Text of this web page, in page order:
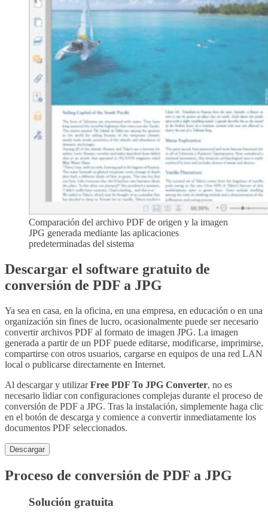
Comparación del archivo PDF de origen y la imagen
JPG generada mediante las aplicaciones
predeterminadas del sistema
Descargar el software gratuito de
conversión de PDF a JPG
Ya sea en casa, en la oficina, en una empresa, en educación o en una
organización sin fines de lucro, ocasionalmente puede ser necesario
convertir archivos PDF al formato de imagen JPG. La imagen
generada a partir de un PDF puede editarse, modificarse, imprimirse,
compartirse con otros usuarios, cargarse en equipos de una red LAN
local o publicarse directamente en Internet.
Al descargar y utilizarFree PDF To JPG Converter, no es
necesario lidiar con configuraciones complejas durante el proceso de
conversión de PDF a JPG. Tras la instalación, simplemente haga clic
en el botón de descarga y comience a convertir inmediatamente los
documentos PDF seleccionados.
Descargar
Proceso de conversión de PDF a JPG
Solución gratuita